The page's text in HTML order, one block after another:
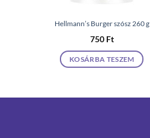
Hellmann’s Burger szósz 260 g
750 Ft
KOSÁRBA TESZEM